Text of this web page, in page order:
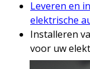
Leveren en
elektrische
Installeren
voor uw